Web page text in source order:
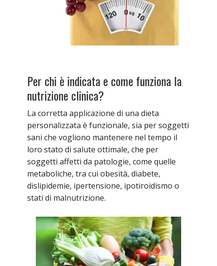
Per chi è indicata e come funziona la
nutrizione clinica?
La corretta applicazione di una dieta
personalizzata è funzionale, sia per soggetti
sani che vogliono mantenere nel tempo il
loro stato di salute ottimale, che per
soggetti affetti da patologie, come quelle
metaboliche, tra cui obesità, diabete,
dislipidemie, ipertensione, ipotiroidismo o
stati di malnutrizione.